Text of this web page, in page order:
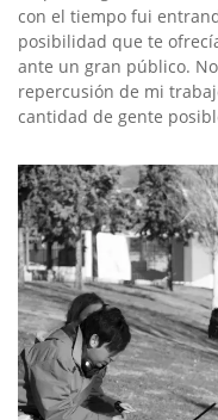
con el tiempo fui
posibilidad que te
ante un gran público.
repercusión de mi
cantidad de gente